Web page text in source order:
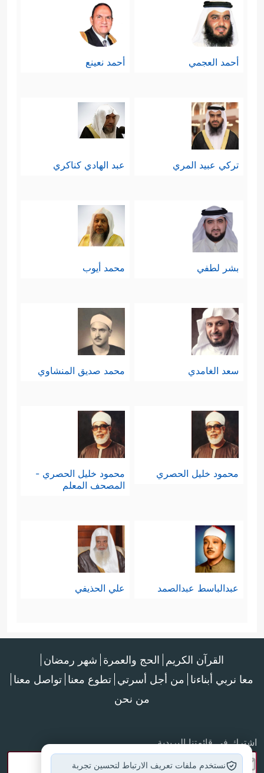
أحمد العجمي أحمد نعينع
تركي عبيد المري عبد الهادي كناكري
بشر لطفي محمد أيوب
سعد الغامدي محمد صديق المنشاوي
محمود خليل الحصري
محمود خليل الحصري -
المصحف المعلم
عبدالباسط عبدالصمد علي الحذيفي
القرآن الكريم الحج والعمرة شهر رمضان
معا نربي أبناءنا من أجل أسرتي تطوع معنا تواصل معنا
من نحن
اشترك في قائمتنا البريدية
نستخدم ملفات تعريف الارتباط لتحسين تجربة